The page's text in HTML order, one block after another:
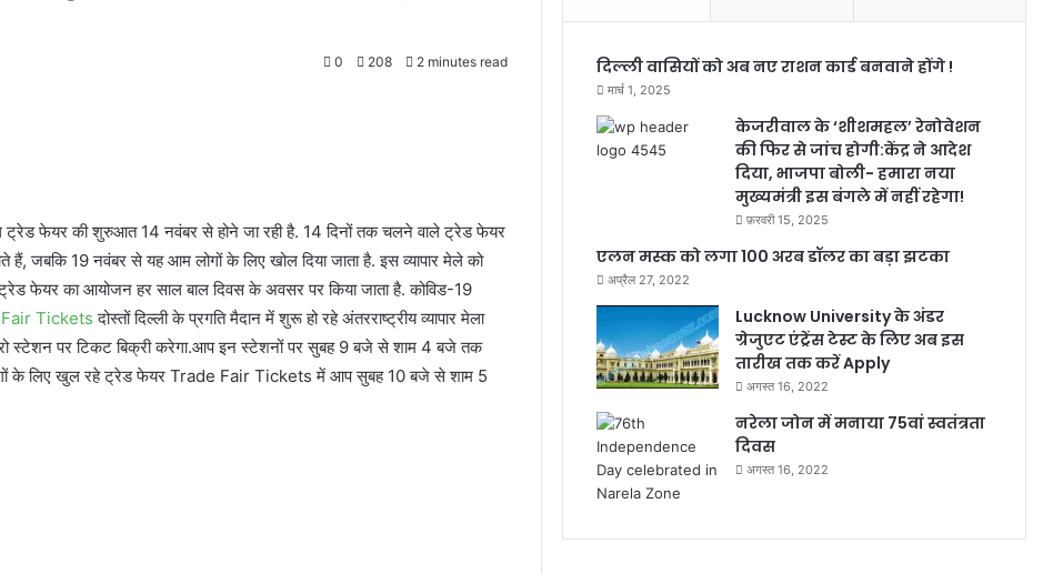
0 208 2 minutes read
ट्रेड फेयर की शुरुआत 14 नवंबर से होने जा रही है. 14 दिनों तक चलने वाले ट्रेड फेयर
जबकि 19 नवंबर से यह आम लोगों के लिए खोल दिया जाता है. इस व्यापार मेले को
फेयर का आयोजन हर साल बाल दिवस के अवसर पर किया जाता है. कोविड-19
Ticketsदोस्तों दिल्ली के प्रगति मैदान में शुरू हो रहे अंतरराष्ट्रीय व्यापार मेला
स्टेशन पर टिकट बिक्री करेगा.आप इन स्टेशनों पर सुबह 9 बजे से शाम 4 बजे तक
के लिए खुल रहे ट्रेड फेयर Trade Fair Tickets में आप सुबह 10 बजे से शाम 5
दिल्ली वासियों को अब नए राशन कार्ड बनवाने होंगे !
मार्च 1, 2025
केजरीवाल के ‘शीशमहल’ रेनोवेशन
की फिर से जांच होगी:केंद्र ने आदेश
दिया, भाजपा बोली- हमारा नया
मुख्यमंत्री इस बंगले में नहीं रहेगा!
फ़रवरी 15, 2025
एलन मस्क को लगा 100 अरब डॉलर का बड़ा झटका
अप्रैल 27, 2022
Lucknow University के अंडर
ग्रेजुएट एंट्रेंस टेस्ट के लिए अब इस
तारीख तक करें Apply
अगस्त 16, 2022
नरेला जोन में मनाया 75वां स्वतंत्रता
दिवस
अगस्त 16, 2022